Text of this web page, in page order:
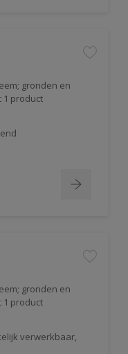
gronden en
1 product
gronden en
1 product
verwerkbaar,